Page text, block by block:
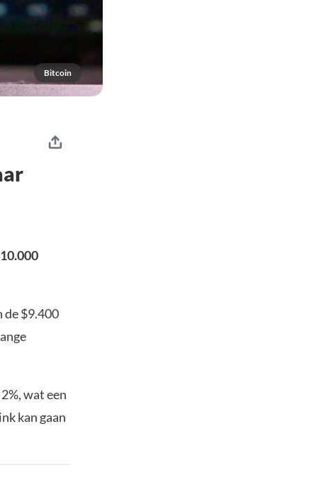
Bitcoin
de $9.400
wat een
kan gaan